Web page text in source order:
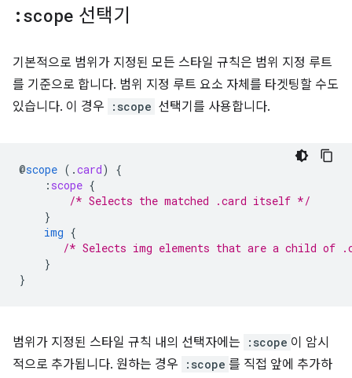
:scope 선택기
기본적으로 범위가 지정된 모든 스타일 규칙은 범위 지정 루트
를 기준으로 합니다. 범위 지정 루트 요소 자체를 타겟팅할 수도
있습니다. 이 경우
:scope 선택기를 사용합니다.
@scope ( .card)
{
: scope {
/* Selects the matched .card itself */
}
img {
/* Selects img elements that are a child of
}
}
범위가 지정된 스타일 규칙 내의 선택자에는 :scope 이 암시
적으로 추가됩니다. 원하는 경우
:scope 를 직접 앞에 추가하